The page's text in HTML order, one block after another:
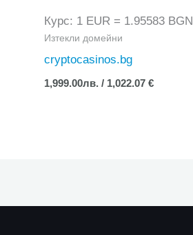
Курс: 1 EUR = 1.95583 BGN
Изтекли домейни
cryptocasinos.bg
1,999.00лв./ 1,022.07 €